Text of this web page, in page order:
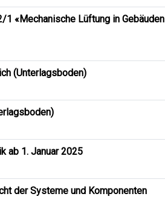
«Mechanische Lüftung in Gebäuden
(Unterlagsboden)
ab 1. Januar 2025
der Systeme und Komponenten